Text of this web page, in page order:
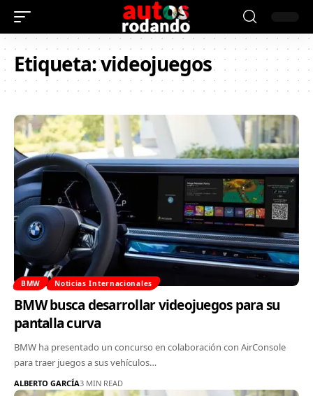
Etiqueta:videojuegos
BMW Noticias Internacionales
BMW busca desarrollar videojuegos para su
pantalla curva
BMW ha presentado un concurso en colaboración con AirConsole
para traer juegos a sus vehículos…
ALBERTO GARCÍA3 MIN READ